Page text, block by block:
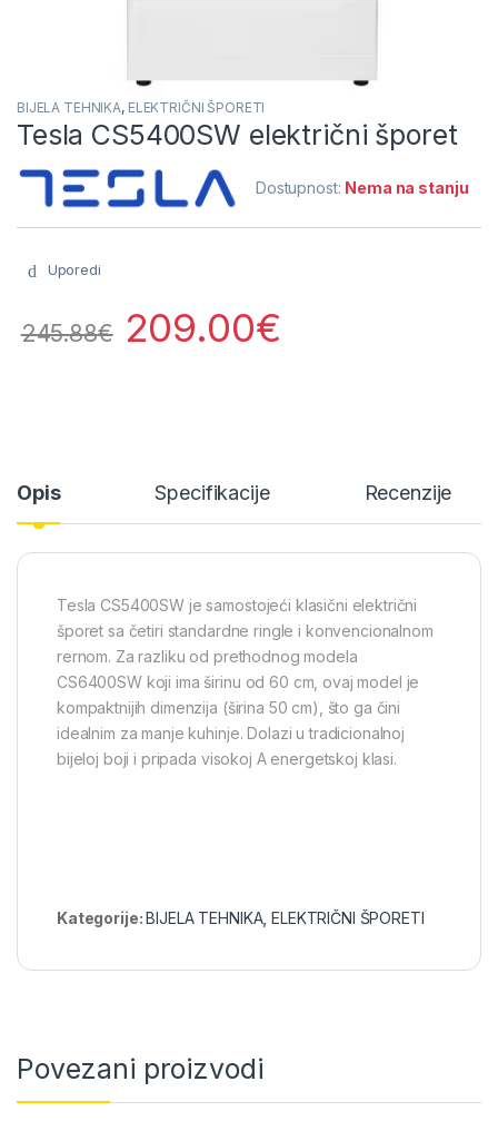
BIJELA TEHNIKA, ELEKTRIČNI ŠPORETI
Tesla CS5400SW električni šporet
Dostupnost: Nema na stanju
Uporedi
245.88€ 209.00€
Opis Specifikacije Recenzije
Tesla CS5400SW je samostojeći klasični električni
šporet sa četiri standardne ringle i konvencionalnom
rernom. Za razliku od prethodnog modela
CS6400SW koji ima širinu od 60 cm, ovaj model je
kompaktnijih dimenzija (širina 50 cm), što ga čini
idealnim za manje kuhinje. Dolazi u tradicionalnoj
bijeloj boji i pripada visokoj A energetskoj klasi.
Kategorije:BIJELA TEHNIKA,ELEKTRIČNI ŠPORETI
Povezani proizvodi